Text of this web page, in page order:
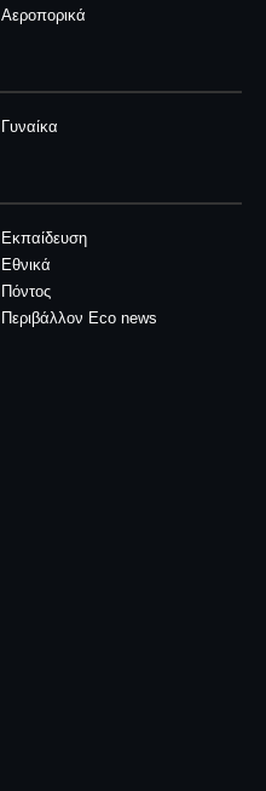
Αεροπορικά
Γυναίκα
Εκπαίδευση
Εθνικά
Πόντος
Περιβάλλον Eco news